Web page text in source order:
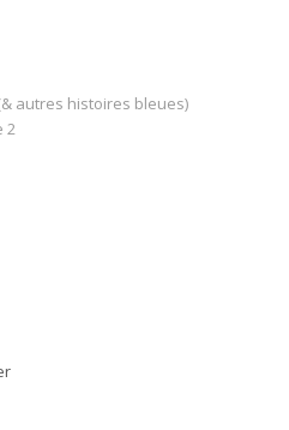
autres histoires bleues)
2